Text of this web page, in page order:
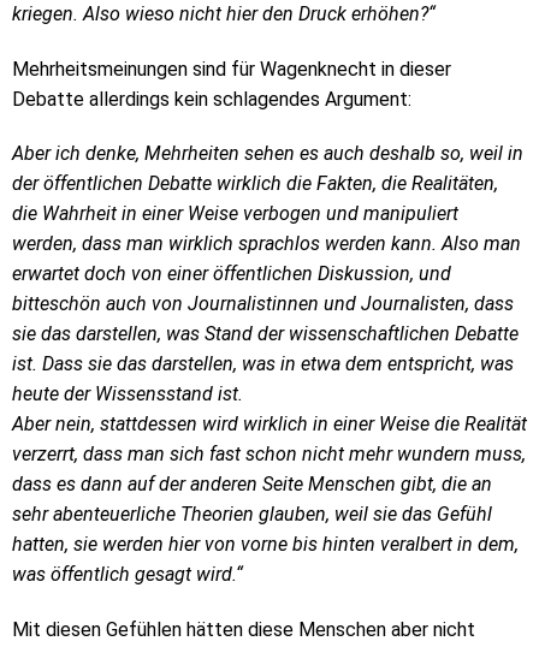
kriegen. Also wieso nicht hier den Druck erhöhen?“
Mehrheitsmeinungen sind für Wagenknecht in dieser
Debatte allerdings kein schlagendes Argument:
Aber ich denke, Mehrheiten sehen es auch deshalb so, weil in
der öffentlichen Debatte wirklich die Fakten, die Realitäten,
die Wahrheit in einer Weise verbogen und manipuliert
werden, dass man wirklich sprachlos werden kann. Also man
erwartet doch von einer öffentlichen Diskussion, und
bitteschön auch von Journalistinnen und Journalisten, dass
sie das darstellen, was Stand der wissenschaftlichen Debatte
ist. Dass sie das darstellen, was in etwa dem entspricht, was
heute der Wissensstand ist.
Aber nein, stattdessen wird wirklich in einer Weise die Realität
verzerrt, dass man sich fast schon nicht mehr wundern muss,
dass es dann auf der anderen Seite Menschen gibt, die an
sehr abenteuerliche Theorien glauben, weil sie das Gefühl
hatten, sie werden hier von vorne bis hinten veralbert in dem,
was öffentlich gesagt wird.“
Mit diesen Gefühlen hätten diese Menschen aber nicht